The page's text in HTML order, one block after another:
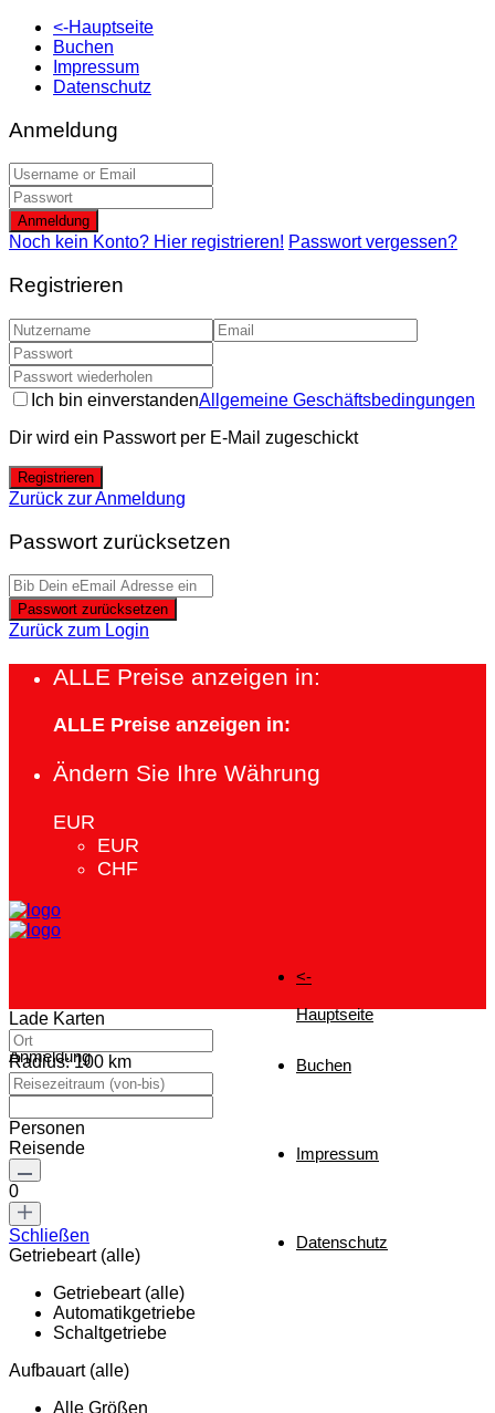
<-Hauptseite
Buchen
Impressum
Datenschutz
Anmeldung
Anmeldung
Noch kein Konto? Hier registrieren! Passwort vergessen?
Registrieren
Ich bin einverstandenAllgemeine Geschäftsbedingungen
Dir wird ein Passwort per E-Mail zugeschickt
Registrieren
Zurück zur Anmeldung
Passwort zurücksetzen
Passwort zurücksetzen
Zurück zum Login
ALLE Preise anzeigen in:
ALLE Preise anzeigen in:
Ändern Sie Ihre Währung
EUR
EUR
CHF
<-
Hauptseite
Buchen
Impressum
Datenschutz
Anmeldung
Lade Karten
Radius:100 km
Personen
Reisende
0
Schließen
Getriebeart (alle)
Getriebeart (alle)
Automatikgetriebe
Schaltgetriebe
Aufbauart (alle)
Alle Größen